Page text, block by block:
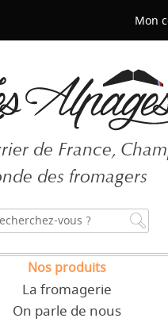
de France,
des fromagers
Nos produits
La fromagerie
On parle de nous
Mon
Mot de passe oublié ?
CRÉER UN